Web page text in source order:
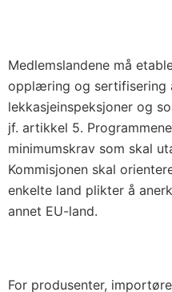
Medlemslandene må
opplæring og sertifisering
lekkasjeinspeksjoner og
jf. artikkel 5.
minimumskrav som skal
Kommisjonen skal
enkelte land plikter å
annet EU-land.
For produsenter,